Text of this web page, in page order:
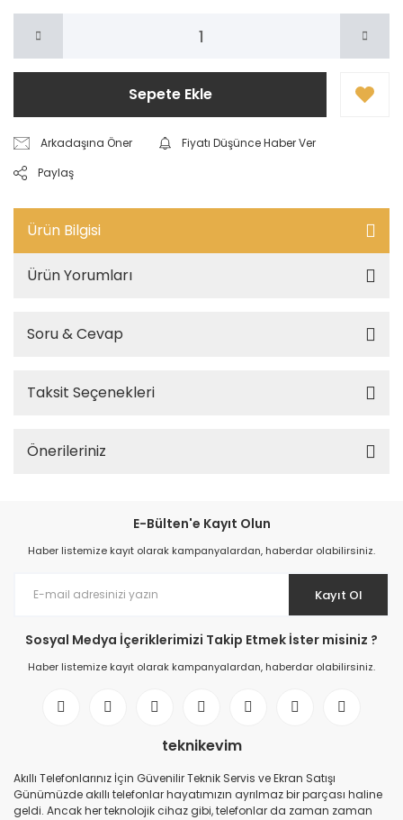
Sepete Ekle
Arkadaşına Öner
Fiyatı Düşünce Haber Ver
Paylaş
Ürün Bilgisi
Ürün Yorumları
Soru & Cevap
Taksit Seçenekleri
Önerileriniz
E-Bülten'e Kayıt Olun
Haber listemize kayıt olarak kampanyalardan, haberdar olabilirsiniz.
Kayıt Ol
Sosyal Medya İçeriklerimizi Takip Etmek İster misiniz ?
Haber listemize kayıt olarak kampanyalardan, haberdar olabilirsiniz.
teknikevim
Akıllı Telefonlarınız İçin Güvenilir Teknik Servis ve Ekran Satışı
Günümüzde akıllı telefonlar hayatımızın ayrılmaz bir parçası haline
geldi. Ancak her teknolojik cihaz gibi, telefonlar da zaman zaman